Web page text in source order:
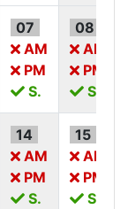
07
AM
PM
S.
08
AM
PM
S.
14
AM
PM
S.
15
AM
PM
S.